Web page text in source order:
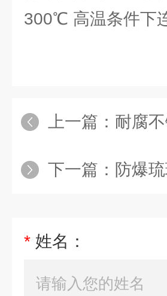
300℃ 高温条件下
上一篇： 耐腐
下一篇： 防爆
* 姓名：